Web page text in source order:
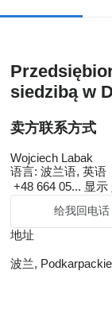
siedzibą w
卖方联系方式
Wojciech Labak
语言: 波兰语, 英语
+48 664 05... 显示
给我回电话
地址
波兰,